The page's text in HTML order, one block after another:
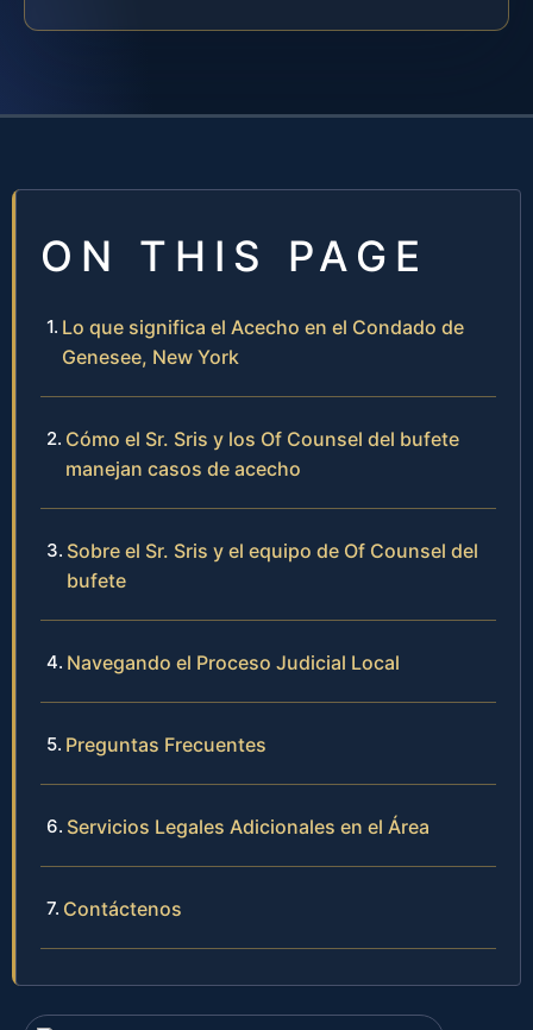
ON THIS PAGE
Lo que significa el Acecho en el Condado de
Genesee, New York
Cómo el Sr. Sris y los Of Counsel del bufete
manejan casos de acecho
Sobre el Sr. Sris y el equipo de Of Counsel del
bufete
Navegando el Proceso Judicial Local
Preguntas Frecuentes
Servicios Legales Adicionales en el Área
Contáctenos